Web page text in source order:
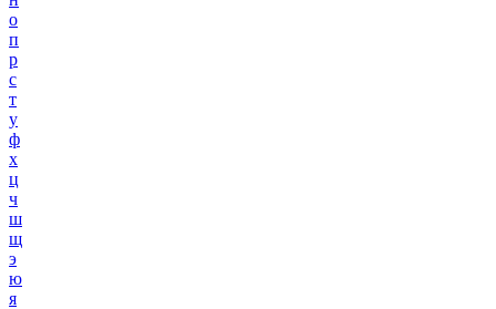
о
п
р
с
т
у
ф
х
ц
ч
ш
щ
э
ю
я